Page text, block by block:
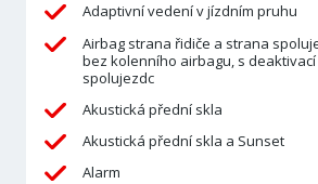
Adaptivní vedení v jízdním pruhu
Airbag strana řidiče a strana
bez kolenního airbagu, s
spolujezdc
Akustická přední skla
Akustická přední skla a Sunset
Alarm